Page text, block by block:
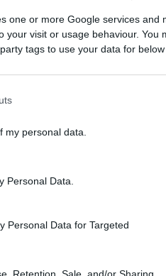
one or more Google services and
your visit or usage behaviour. You
tags to use your data for
my personal data.
Personal Data.
Personal Data for Targeted
Retention, Sale, and/or Sharing